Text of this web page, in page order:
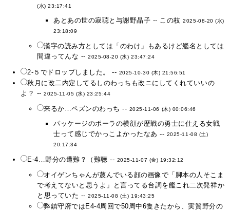
(水) 23:17:41
あとあの世の寂聴と与謝野晶子 -- この枝2025-08-20 (水)
23:18:09
漢字の読み方としては「のわけ」もあるけど艦名としては
間違ってんな --2025-08-20 (水) 23:47:24
2-５でドロップしました。 -- 2025-10-30 (木) 21:56:51
秋月に改二内定してるしのわっちも改ニにしてくれていいの
よ？ --2025-11-05 (水) 23:25:44
来るか…ペズンのわっち -- 2025-11-06 (木) 00:06:46
パッケージのポーラの横顔が歴戦の勇士に仕える女戦
士って感じでかっこよかったなあ -- 2025-11-08 (土)
20:17:34
E-4…野分の遭難？（難聴 -- 2025-11-07 (金) 19:32:12
オイゲンちゃんが蔑んでいる顔の画像で「脚本の人そこま
で考えてないと思うよ」と言ってる台詞を艦これ二次発祥か
と思っていた --2025-11-08 (土) 19:43:25
弊鎮守府ではE4-4周回で50周中6隻きたから、実質野分の